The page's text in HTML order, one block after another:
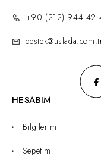
+90 (212) 944 42
HESABIM
Bilgilerim
Sepetim